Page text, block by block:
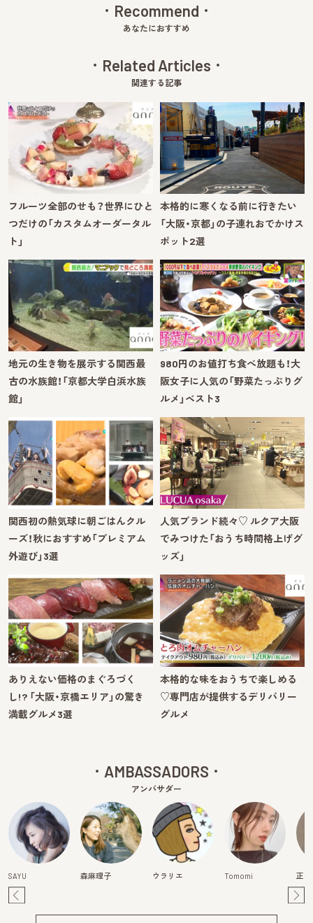
Recommend
あなたにおすすめ
Related Articles
関連する記事
フルーツ全部のせも？世界にひと
つだけの「カスタムオーダータル
ト」
本格的に寒くなる前に行きたい
「大阪・京都」の子連れおでかけス
ポット2選
地元の生き物を展示する関西最
古の水族館！「京都大学白浜水族
館」
980円のお値打ち食べ放題も！大
阪女子に人気の「野菜たっぷりグ
ルメ」ベスト3
関西初の熱気球に朝ごはんクル
ーズ！秋におすすめ「プレミアム
外遊び」3選
人気ブランド続々♡ ルクア大阪
でみつけた「おうち時間格上げグ
ッズ」
ありえない価格のまぐろづく
し!? 「大阪・京橋エリア」の驚き
満載グルメ3選
本格的な味をおうちで楽しめる
♡専門店が提供するデリバリー
グルメ
AMBASSADORS
アンバサダー
SAYU 森麻理子 ウラリエ Tomomi 正中